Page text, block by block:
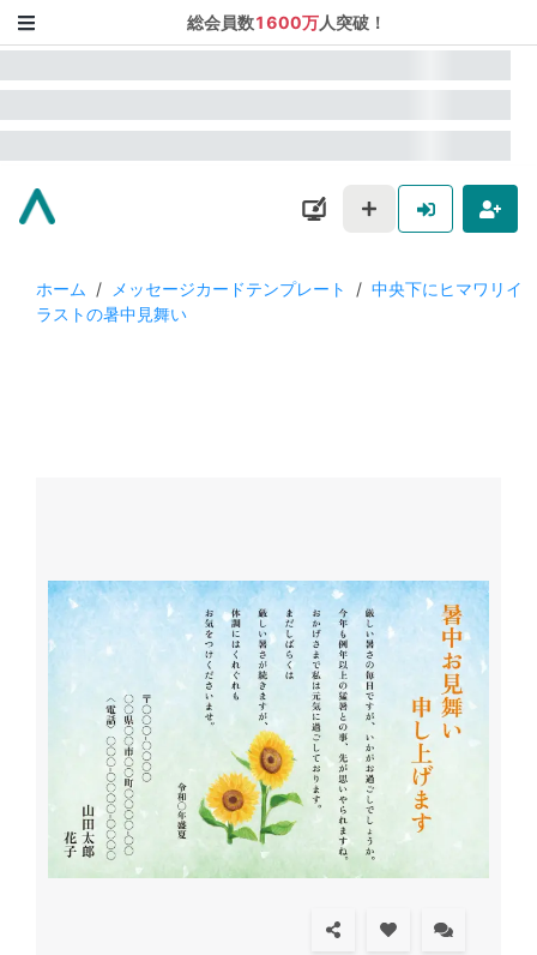
総会員数1600万人突破！
ホーム / メッセージカードテンプレート / 中央下にヒマワリイ
ラストの暑中見舞い